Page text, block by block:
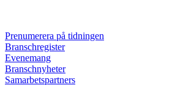
Prenumerera på tidningen
Branschregister
Evenemang
Branschnyheter
Samarbetspartners